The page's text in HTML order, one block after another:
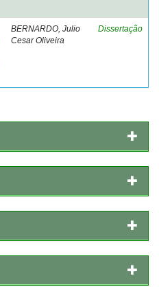
BERNARDO, Julio
Cesar Oliveira
Dissertação